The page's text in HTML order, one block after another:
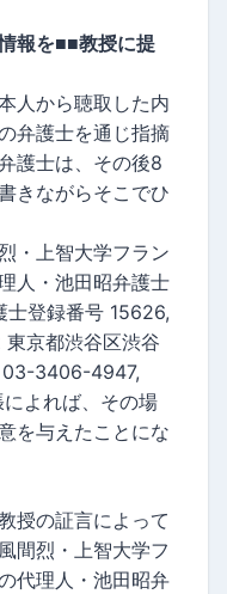
報を■■教授に提
人から聴取した内
弁護士を通じ指摘
護士は、その後8
きながらそこでひ
・上智大学フラン
人・池田昭弁護士
士登録番号 15626,
京都渋谷区渋谷
03-3406-4947,
よれば、その場
を与えたことにな
授の証言によって
間烈・上智大学フ
代理人・池田昭弁